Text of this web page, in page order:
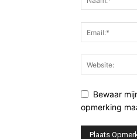
Bewaar
opmerking